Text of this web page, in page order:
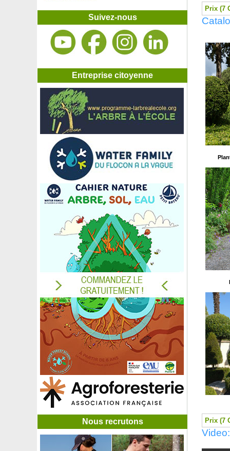
Cassissier blanc autofertile
Cassissier nain autofertile
Castanopsis Cuspidata
Catalpa boule
Catalpa commun
Ceanothe rampant
Céanothe rose
Cédratier Main de Bouddha
Cèdre bleu pleureur de l'Atlas
Cèdre de l'Atlas
Cèdre de l'Himalaya
Cèdre du Japon
Cèdre du Liban
Cerfeuil
Cerisier à fleurs nain 'Kojo No Mai'
Cerisier à grappes
Cerisier Bigarreau Burlat
Cerisier Bigarreau Géant d'Hedelfingen
Cerisier Bigarreau Napoléon
Cerisier Bigarreau Summit
Cerisier Bigarreau Tardif de Vignola
Cerisier Coeur de pigeon
Cerisier de Mandchourie 'Amber Beauty'
Cerisier de Sainte-Lucie
Cerisier de Sargent
Cerisier du Japon à port colonnaire 'Amanogawa'
Cerisier du Japon 'Kanzan'
Cerisier du Japon pleureur 'Kiku-shidare-zakura'
Cerisier du Nankin, Ragouminier Baies blanches
Cerisier du Nankin, Ragouminier Baies rouges
Cerisier Griotte de Montmorency
Cerisier Guin
Cerisier nain autofertile 'Cherry Baby'
Cerisier nain autofertile Griotte
Cestreau, Jasmin rouge
Charme commun, Charmille
Charme Commun Truffier - Tuber Melanosporum
Charme Commun Truffier - Tuber Uncinatum
Charme houblon
Chêne à écorce de cerisier
Suivez-nous
Entreprise citoyenne
Nous recrutons
Prix (7
Prix (7